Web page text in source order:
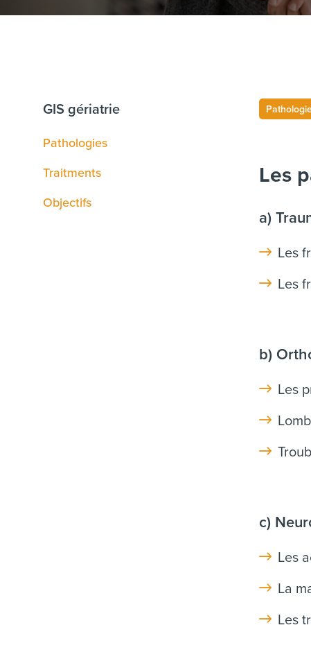
GIS gériatrie
Pathologies
Traitments
Objectifs
Les
a)
Les
Les
b)
Les
c)
Les
La
Les